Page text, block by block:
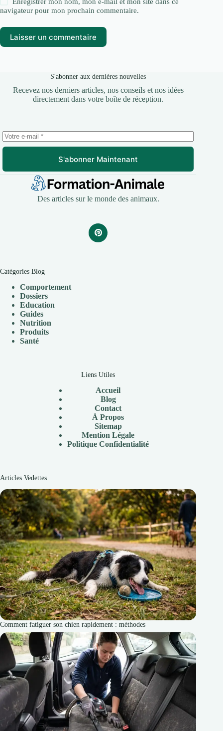
Enregistrer mon nom, mon e-mail et mon site dans ce
navigateur pour mon prochain commentaire.
Laisser un commentaire
S'abonner aux dernières nouvelles
Recevez nos derniers articles, nos conseils et nos idées
directement dans votre boîte de réception.
S'abonner Maintenant
Des articles sur le monde des animaux.
Catégories Blog
Comportement
Dossiers
Education
Guides
Nutrition
Produits
Santé
Liens Utiles
Accueil
Blog
Contact
À Propos
Sitemap
Mention Légale
Politique Confidentialité
Articles Vedettes
Comment fatiguer son chien rapidement : méthodes